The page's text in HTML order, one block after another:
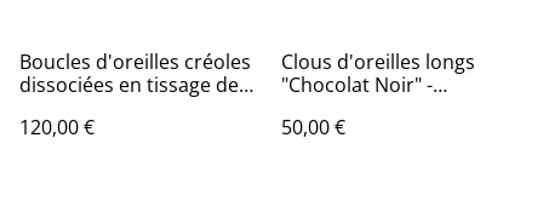
Boucles d'oreilles créoles
dissociées en tissage de
120,00 €
Clous d'oreilles longs
"Chocolat Noir" -
seigle teintée - Fabrication
50,00 €